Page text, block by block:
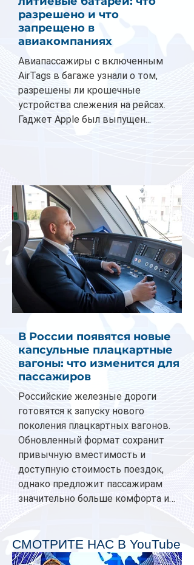
разрешено и что
запрещено в
авиакомпаниях
Авиапассажиры с включенным
AirTags в багаже узнали о том,
разрешены ли крошечные
устройства слежения на рейсах.
Гаджет Apple был выпущен...
В России появятся новые
капсульные плацкартные
вагоны: что изменится для
пассажиров
Российские железные дороги
готовятся к запуску нового
поколения плацкартных вагонов.
Обновленный формат сохранит
привычную вместимость и
доступную стоимость поездок,
однако предложит пассажирам
значительно больше комфорта и
планируется начать в 2027 году.
Одним из главных нововведений
СМОТРИТЕ НАС В YouTube